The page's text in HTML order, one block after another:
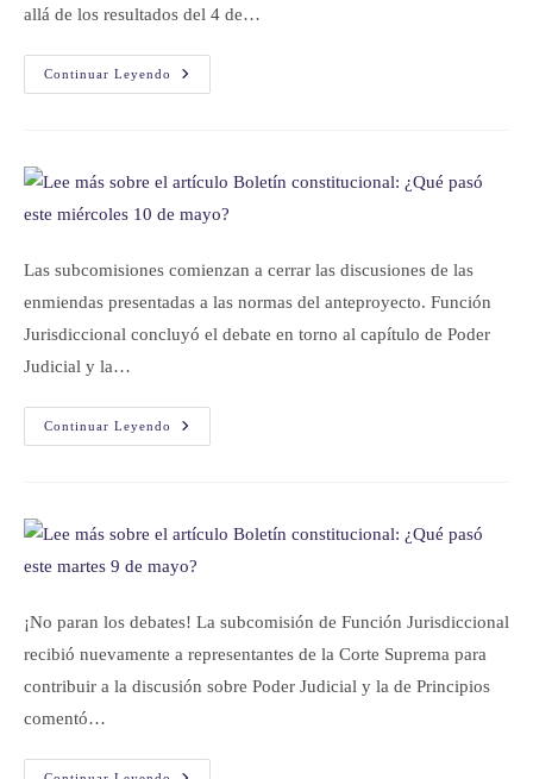
allá de los resultados del 4 de…
Continuar Leyendo
Las subcomisiones comienzan a cerrar las discusiones de las
enmiendas presentadas a las normas del anteproyecto. Función
Jurisdiccional concluyó el debate en torno al capítulo de Poder
Judicial y la…
Continuar Leyendo
¡No paran los debates! La subcomisión de Función Jurisdiccional
recibió nuevamente a representantes de la Corte Suprema para
contribuir a la discusión sobre Poder Judicial y la de Principios
comentó…